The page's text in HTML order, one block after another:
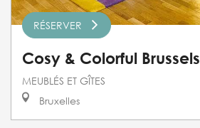
RÉSERVER
Cosy & Colorful Brussels
MEUBLÉS ET GÎTES
Bruxelles